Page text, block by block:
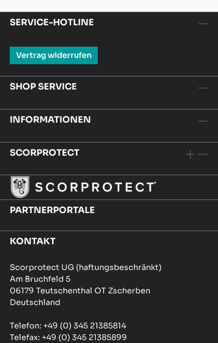
SERVICE-HOTLINE
Vertrag widerrufen
SHOP SERVICE
INFORMATIONEN
SCORPROTECT
PARTNERPORTALE
KONTAKT
Scorprotect UG (haftungsbeschränkt)
Am Bruchfeld 5
06179 Teutschenthal OT Zscherben
Deutschland
Telefon: +49 (0) 345 21385814
Telefax: +49 (0) 345 21385899